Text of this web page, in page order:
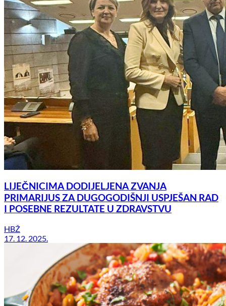
LIJEČNICIMA DODIJELJENA ZVANJA
PRIMARIJUS ZA DUGOGODIŠNJI USPJEŠAN RAD
I POSEBNE REZULTATE U ZDRAVSTVU
HBŽ
17. 12. 2025.